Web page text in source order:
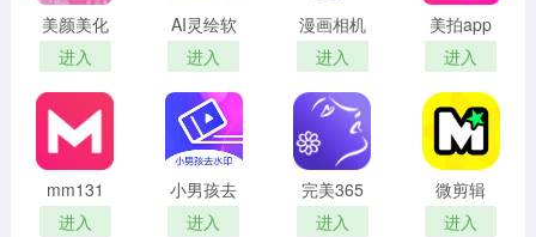
美颜美化
相机
进入
AI灵绘软
件
进入
漫画相机
免费版
进入
美拍app
最新版
进入
mm131
进入
小男孩去
水印
进入
完美365
进入
微剪辑
进入